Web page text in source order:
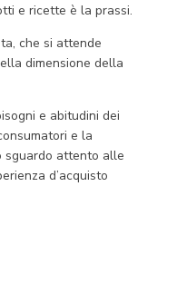
e ricette è la prassi.
che si attende
dimensione della
e abitudini dei
e la
sguardo attento alle
d’acquisto